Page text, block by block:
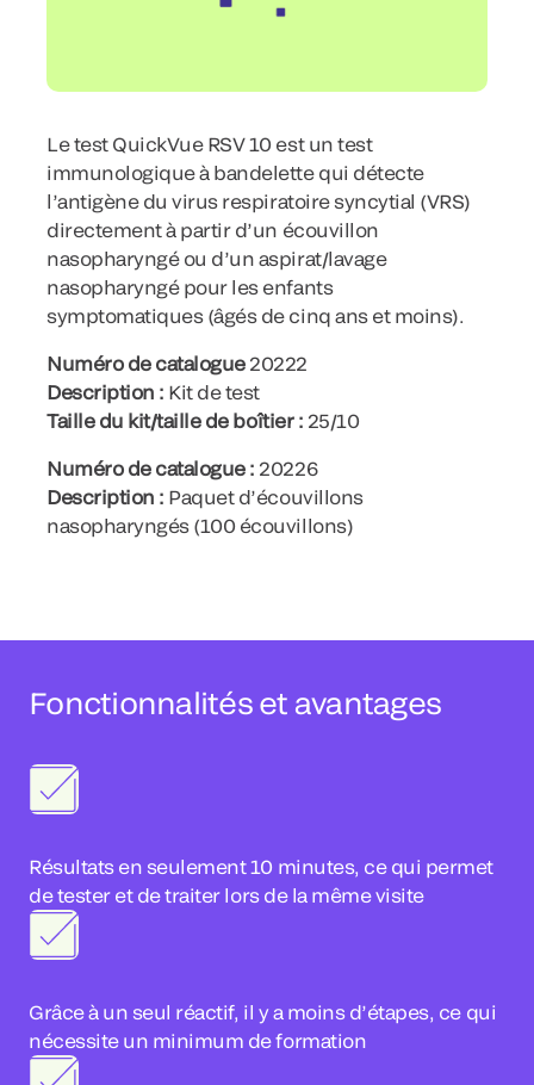
Le test QuickVue RSV 10 est un test
immunologique à bandelette qui détecte
l’antigène du virus respiratoire syncytial (VRS)
directement à partir d’un écouvillon
nasopharyngé ou d’un aspirat/lavage
nasopharyngé pour les enfants
symptomatiques (âgés de cinq ans et moins).
Numéro de catalogue20222
Description : Kit de test
Taille du kit/taille de boîtier : 25/10
Numéro de catalogue : 20226
Description : Paquet d’écouvillons
nasopharyngés (100 écouvillons)
Fonctionnalités et avantages
Résultats en seulement 10 minutes, ce qui permet
de tester et de traiter lors de la même visite
Grâce à un seul réactif, il y a moins d’étapes, ce qui
nécessite un minimum de formation